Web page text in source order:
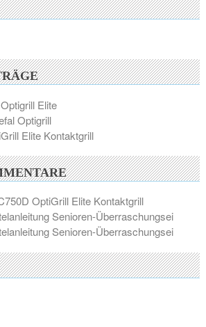
Elite
Optigrill
Elite Kontaktgrill
OptiGrill Elite Kontaktgrill
Senioren-Überraschungsei
Senioren-Überraschungsei